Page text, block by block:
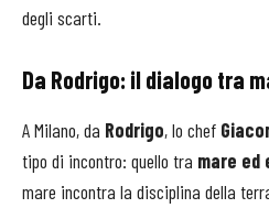
degli scarti.
Da Rodrigo: il dialogo tra
A Milano, da Rodrigo, lo chef
tipo di incontro: quello tra mare ed
mare incontra la disciplina della